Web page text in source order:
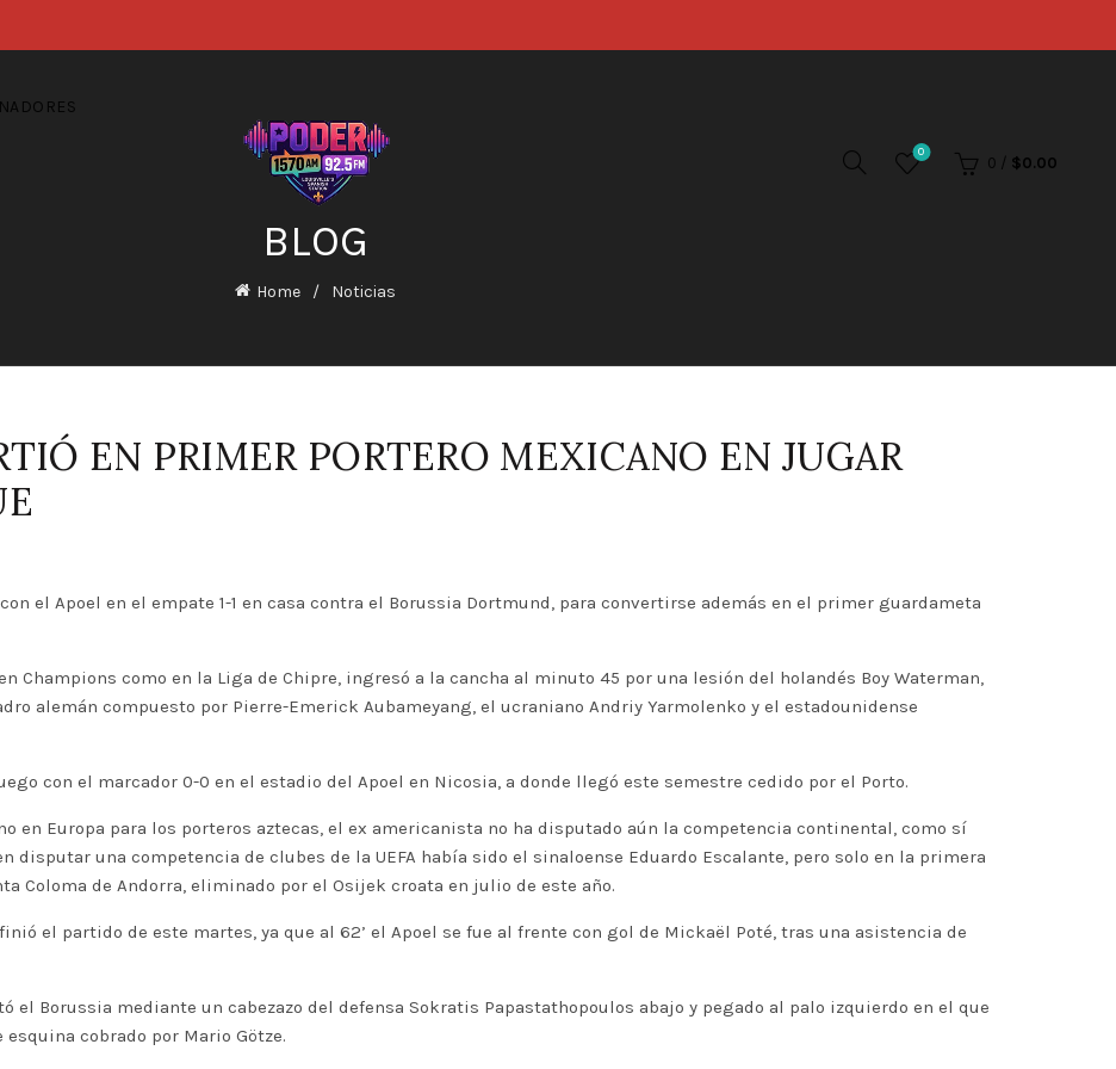
0
0 / $0.00
BLOG
Home Noticias
EN PRIMER PORTERO MEXICANO EN JUGAR
el Apoel en el empate 1-1 en casa contra el Borussia Dortmund, para convertirse además en el primer guardameta
Champions como en la Liga de Chipre, ingresó a la cancha al minuto 45 por una lesión del holandés Boy Waterman,
alemán compuesto por Pierre-Emerick Aubameyang, el ucraniano Andriy Yarmolenko y el estadounidense
con el marcador 0-0 en el estadio del Apoel en Nicosia, a donde llegó este semestre cedido por el Porto.
en Europa para los porteros aztecas, el ex americanista no ha disputado aún la competencia continental, como sí
disputar una competencia de clubes de la UEFA había sido el sinaloense Eduardo Escalante, pero solo en la primera
Coloma de Andorra, eliminado por el Osijek croata en julio de este año.
el partido de este martes, ya que al 62’ el Apoel se fue al frente con gol de Mickaël Poté, tras una asistencia de
el Borussia mediante un cabezazo del defensa Sokratis Papastathopoulos abajo y pegado al palo izquierdo en el que
cobrado por Mario Götze.